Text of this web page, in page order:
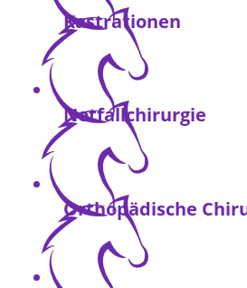
Kastrationen
Notfallchirurgie
Orthopädische